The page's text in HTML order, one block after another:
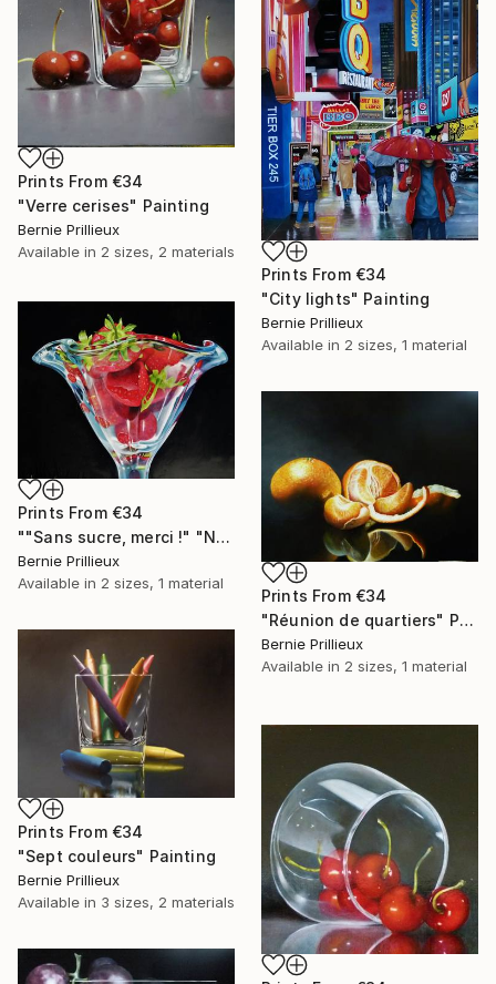
Prints From €34
"Verre cerises" Painting
Bernie Prillieux
Available in 2 sizes, 2 materials
Prints From €34
"City lights" Painting
Bernie Prillieux
Available in 2 sizes, 1 material
Prints From €34
""Sans sucre, merci !" "No sugar, thank's !"" Painting
Bernie Prillieux
Available in 2 sizes, 1 material
Prints From €34
"Réunion de quartiers" Painting
Bernie Prillieux
Available in 2 sizes, 1 material
Prints From €34
"Sept couleurs" Painting
Bernie Prillieux
Available in 3 sizes, 2 materials